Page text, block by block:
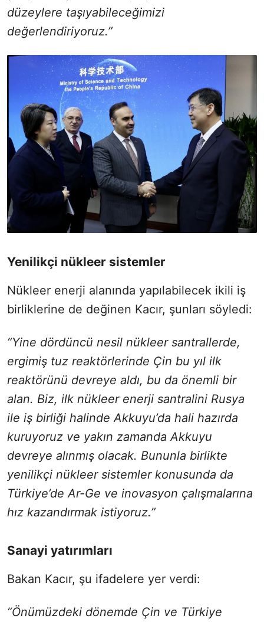
düzeylere taşıyabileceğimizi
değerlendiriyoruz.”
Yenilikçi nükleer sistemler
Nükleer enerji alanında yapılabilecek ikili iş
birliklerine de değinen Kacır, şunları söyledi:
“Yine dördüncü nesil nükleer santrallerde,
ergimiş tuz reaktörlerinde Çin bu yıl ilk
reaktörünü devreye aldı, bu da önemli bir
alan. Biz, ilk nükleer enerji santralini Rusya
ile iş birliği halinde Akkuyu’da hali hazırda
kuruyoruz ve yakın zamanda Akkuyu
devreye alınmış olacak. Bununla birlikte
yenilikçi nükleer sistemler konusunda da
Türkiye’de Ar-Ge ve inovasyon çalışmalarına
hız kazandırmak istiyoruz.”
Sanayi yatırımları
Bakan Kacır, şu ifadelere yer verdi:
“Önümüzdeki dönemde Çin ve Türkiye